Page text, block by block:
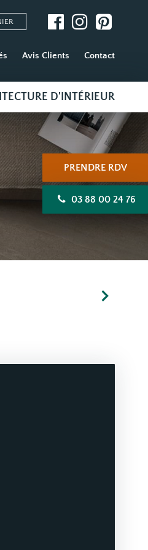
Avis Clients Contact
D'INTÉRIEUR
PRENDRE RDV
03 88 00 24 76